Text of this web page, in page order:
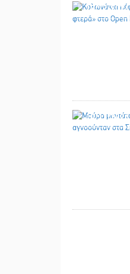
10/12/2024
10/12/2024